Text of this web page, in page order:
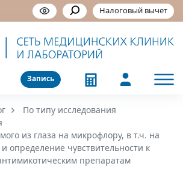
Налоговый вычет
Запись
По типу исследования
из глаза на микрофлору, в т.ч. на
определение чувствительности к
препаратам